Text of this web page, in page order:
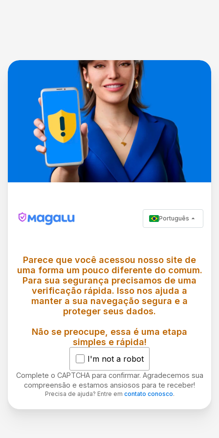
Português
Parece que você acessou nosso site de
uma forma um pouco diferente do comum.
Para sua segurança precisamos de uma
verificação rápida. Isso nos ajuda a
manter a sua navegação segura e a
proteger seus dados.
Não se preocupe, essa é uma etapa
simples e rápida!
I'm not a robot
Complete o CAPTCHA para confirmar. Agradecemos sua
compreensão e estamos ansiosos para te receber!
Precisa de ajuda? Entre em contato conosco.